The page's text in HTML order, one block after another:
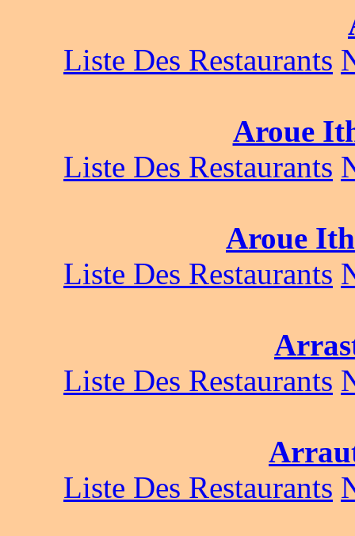
Liste Des Restaurants
Aroue
Liste Des Restaurants
Aroue
Liste Des Restaurants
Liste Des Restaurants
Liste Des Restaurants